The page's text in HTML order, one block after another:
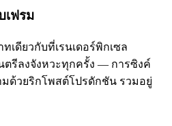
เฟรม
เดียวกับที่เรนเดอร์พิกเซล
ตรีลงจังหวะทุกครั้ง — การซิงค์
ด้วยริกโพสต์โปรดักชัน รวมอยู่